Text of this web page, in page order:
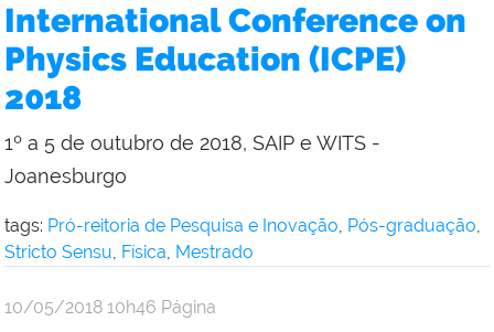
International Conference on
Physics Education (ICPE)
2018
1º a 5 de outubro de 2018, SAIP e WITS -
Joanesburgo
tags: Pró-reitoria de Pesquisa e Inovação, Pós-graduação,
Stricto Sensu, Física, Mestrado
por
publicado
10/05/2018 10h46 Página